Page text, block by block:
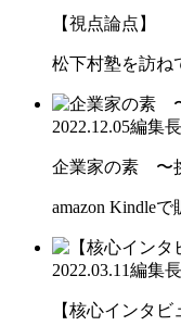
【視点論点】
松下村塾を訪ね
2022.12.05編集
企業家の素 〜
amazon Kindleで
2022.03.11編集
【核心インタビ